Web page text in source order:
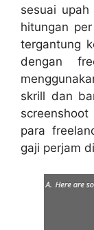
sesuai
hitungan
tergantung
dengan
skrill dan
para
gaji perjam